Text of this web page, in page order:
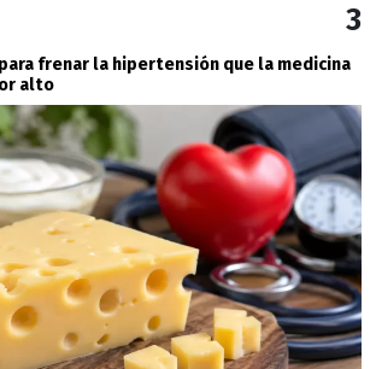
3
frenar la hipertensión que la medicina
alto